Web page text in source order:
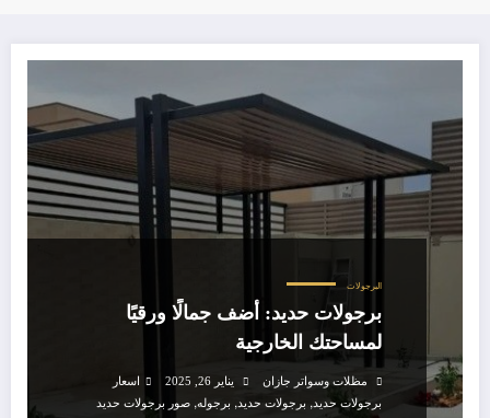
البرجولات
برجولات حديد: أضف جمالًا ورقيًا
لمساحتك الخارجية
مظلات وسواتر جازان يناير 26, 2025
اسعار
برجولات حديد , برجولات حديد , برجوله, صور برجولات حديد